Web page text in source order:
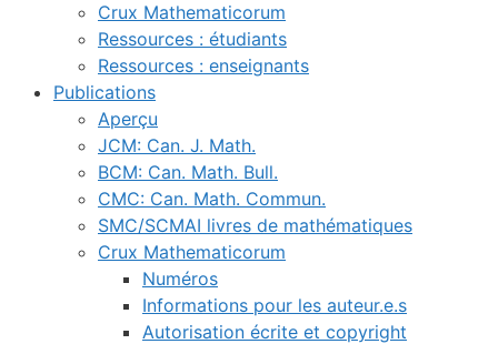
Crux Mathematicorum
Ressources : étudiants
Ressources : enseignants
Publications
Aperçu
JCM: Can. J. Math.
BCM: Can. Math. Bull.
CMC: Can. Math. Commun.
SMC/SCMAI livres de mathématiques
Crux Mathematicorum
Numéros
Informations pour les auteur.e.s
Autorisation écrite et copyright